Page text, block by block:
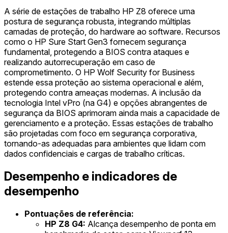
A série de estações de trabalho HP Z8 oferece uma
postura de segurança robusta, integrando múltiplas
camadas de proteção, do hardware ao software. Recursos
como o HP Sure Start Gen3 fornecem segurança
fundamental, protegendo a BIOS contra ataques e
realizando autorrecuperação em caso de
comprometimento. O HP Wolf Security for Business
estende essa proteção ao sistema operacional e além,
protegendo contra ameaças modernas. A inclusão da
tecnologia Intel vPro (na G4) e opções abrangentes de
segurança da BIOS aprimoram ainda mais a capacidade de
gerenciamento e a proteção. Essas estações de trabalho
são projetadas com foco em segurança corporativa,
tornando-as adequadas para ambientes que lidam com
dados confidenciais e cargas de trabalho críticas.
Desempenho e indicadores de
desempenho
Pontuações de referência:
HP Z8 G4: Alcança desempenho de ponta em